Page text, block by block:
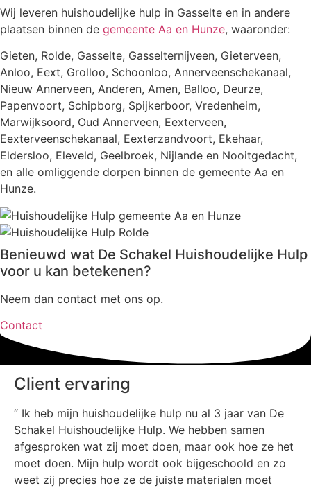
Wij leveren huishoudelijke hulp in Gasselte en in andere
plaatsen binnen de gemeente Aa en Hunze, waaronder:
Gieten, Rolde, Gasselte, Gasselternijveen, Gieterveen,
Anloo, Eext, Grolloo, Schoonloo, Annerveenschekanaal,
Nieuw Annerveen, Anderen, Amen, Balloo, Deurze,
Papenvoort, Schipborg, Spijkerboor, Vredenheim,
Marwijksoord, Oud Annerveen, Eexterveen,
Eexterveenschekanaal, Eexterzandvoort, Ekehaar,
Eldersloo, Eleveld, Geelbroek, Nijlande en Nooitgedacht,
en alle omliggende dorpen binnen de gemeente Aa en
Hunze.
Benieuwd wat De Schakel Huishoudelijke Hulp
voor u kan betekenen?
Neem dan contact met ons op.
Contact
Client ervaring
“ Ik heb mijn huishoudelijke hulp nu al 3 jaar van De
Schakel Huishoudelijke Hulp. We hebben samen
afgesproken wat zij moet doen, maar ook hoe ze het
moet doen. Mijn hulp wordt ook bijgeschoold en zo
weet zij precies hoe ze de juiste materialen moet